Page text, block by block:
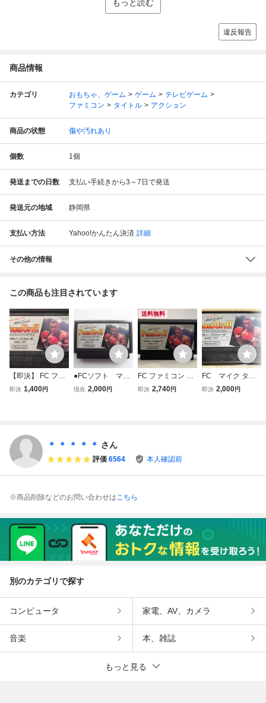
もっと読む
違反報告
商品情報
カテゴリ おもちゃ、ゲーム ゲーム
テレビゲーム
ファミコン
タイトル アクション
商品の状態 傷や汚れあり
個数 1個
発送までの日数 支払い手続きから3～7日で発送
発送元の地域 静岡県
支払い方法 Yahoo!かんたん決済 詳細
その他の情報
この商品も注目されています
【即決】 FC ファ
ミコン マイクタイ
即決 1,400円
●FCソフト マイ
クタイソンパンチ
現在 2,000円
送料無料
FC ファミコン マ
イクタイソンパン
即決 2,740円
FC マイク タイ
ソン・パンチアウ
即決 2,000円
＊ ＊ ＊ ＊ ＊ さん
評価 6564 本人確認前
※商品削除などのお問い合わせはこちら
別のカテゴリで探す
コンピュータ 家電、AV、カメラ
音楽 本、雑誌
もっと見る